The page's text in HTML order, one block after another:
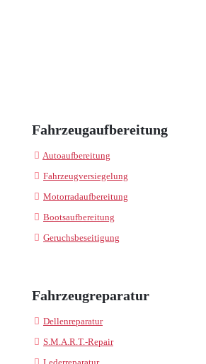
Fahrzeugaufbereitung
Autoaufbereitung
Fahrzeugversiegelung
Motorradaufbereitung
Bootsaufbereitung
Geruchsbeseitigung
Fahrzeugreparatur
Dellenreparatur
S.M.A.R.T.-Repair